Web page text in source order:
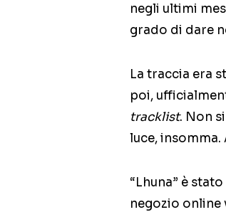
negli ultimi
grado di dare
La traccia era
poi,
tracklist. Non
luce,
“Lhuna” è
negozio online